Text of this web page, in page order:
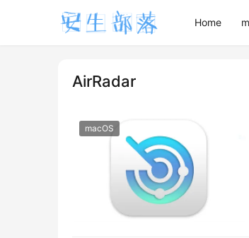
Home
AirRadar
macOS